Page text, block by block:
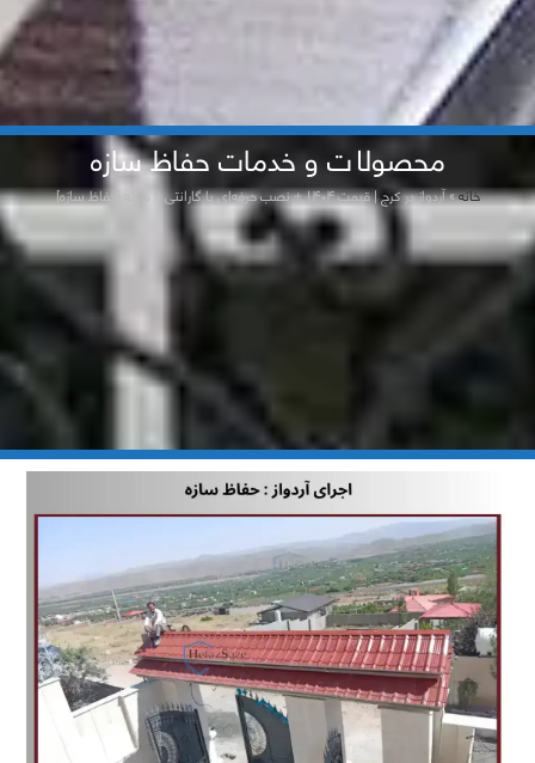
محصولات و خدمات حفاظ سازه
خانه»آردواز در کرج | قیمت ۱۴۰۴ + نصب حرفه‌ای با گارانتی ۲ ساله [حفاظ سازه]